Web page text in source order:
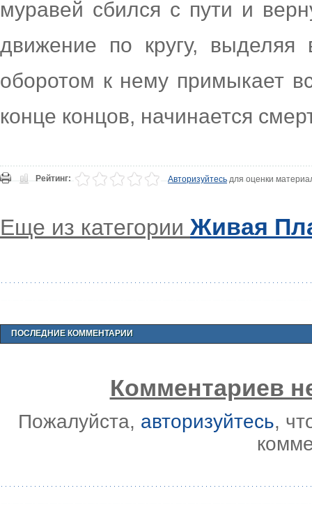
муравей сбился с пути и
движение по кругу,
оборотом к нему примыкает
конце концов, начинается
Рейтинг: Авторизуйтесьдля оценки
Еще из категории Живая
ПОСЛЕДНИЕ КОММЕНТАРИИ
Комментариев
Пожалуйста, авторизуйтесь,